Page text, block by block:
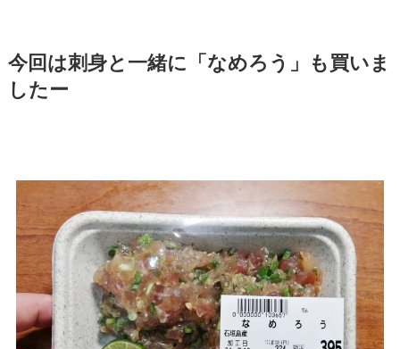
今回は刺身と一緒に「なめろう」も買いま
したー